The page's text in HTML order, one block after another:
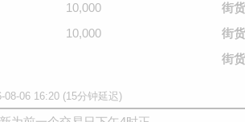
10,000
10,000
街
街
街
08-06 16:20 (15分钟延迟)